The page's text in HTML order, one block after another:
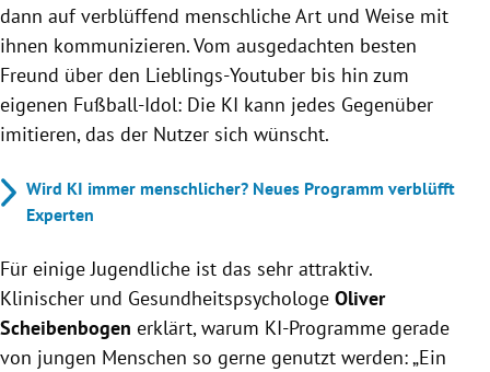
dann auf verblüffend menschliche Art und Weise mit
ihnen kommunizieren. Vom ausgedachten besten
Freund über den Lieblings-Youtuber bis hin zum
eigenen Fußball-Idol: Die KI kann jedes Gegenüber
imitieren, das der Nutzer sich wünscht.
Wird KI immer menschlicher? Neues Programm verblüfft
Experten
Für einige Jugendliche ist das sehr attraktiv.
Klinischer und Gesundheitspsychologe Oliver
Scheibenbogen erklärt, warum KI-Programme gerade
von jungen Menschen so gerne genutzt werden: „Ein